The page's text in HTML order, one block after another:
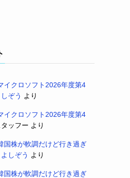
イクロソフト2026年度第4
しぞう より
イクロソフト2026年度第4
タッフー より
国株が軟調だけど行き過ぎ
よしぞう より
国株が軟調だけど行き過ぎ